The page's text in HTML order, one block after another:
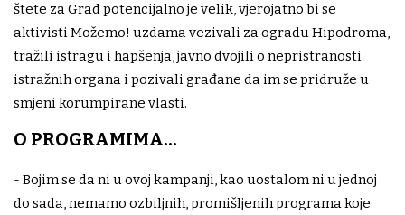
štete za Grad potencijalno je velik, vjerojatno bi se
aktivisti Možemo! uzdama vezivali za ogradu Hipodroma,
tražili istragu i hapšenja, javno dvojili o nepristranosti
istražnih organa i pozivali građane da im se pridruže u
smjeni korumpirane vlasti.
O PROGRAMIMA...
- Bojim se da ni u ovoj kampanji, kao uostalom ni u jednoj
do sada, nemamo ozbiljnih, promišljenih programa koje